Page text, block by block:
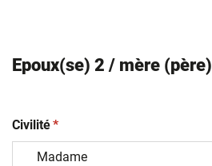
Epoux(se) 2 / mère (père)
Civilité(obligatoire)
*